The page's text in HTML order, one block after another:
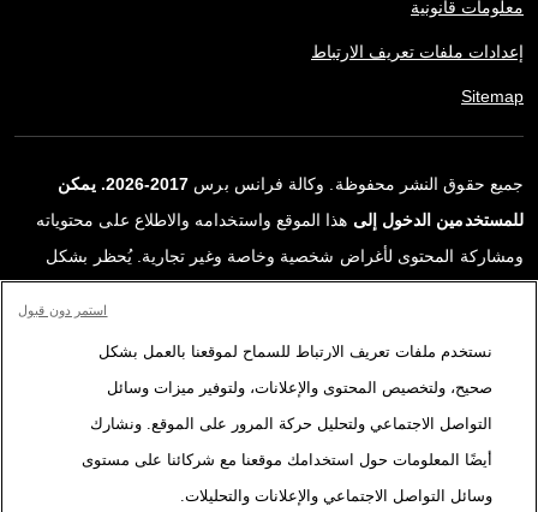
معلومات قانونية
إعدادات ملفات تعريف الارتباط
Sitemap
جميع حقوق النشر محفوظة. وكالة فرانس برس
2017-2026. يمكن
للمستخدمين الدخول إلى هذا الموقع واستخدامه والاطلاع على محتوياته
ومشاركة المحتوى لأغراض شخصية وخاصة وغير تجارية. يُحظر بشكل
ترخيص محددة موقعة مع وكالة فرانس برس. المواد والروابط الواردة في
التقارير، والتي لم تنتجها وكالة فرانس برس، مستخدمة فقط وبالقدر
اللازم كعناصر إثبات لمحتوى هذه التقارير. لم تحصل فرانس برس على أي
حقوق من المؤلفين أو مالكي حقوق النشر لهذا المحتوى ولا تتحمّل أي
نستخدم ملفات تعريف الارتباط للسماح لموقعنا بالعمل بشكل
صحيح، ولتخصيص المحتوى والإعلانات، ولتوفير ميزات وسائل
التواصل الاجتماعي ولتحليل حركة المرور على الموقع. ونشارك
أيضًا المعلومات حول استخدامك موقعنا مع شركائنا على مستوى
وسائل التواصل الاجتماعي والإعلانات والتحليلات.
استمر دون قبول